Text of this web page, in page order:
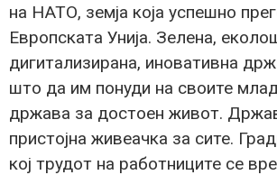
на НАТО, земја која успешно
Европската Унија. Зелена,
дигитализирана, иновативна
што да им понуди на своите
држава за достоен живот.
пристојна живеачка за сите.
кој трудот на работниците се